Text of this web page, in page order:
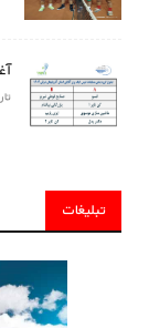
تاریخ
تبلیغات